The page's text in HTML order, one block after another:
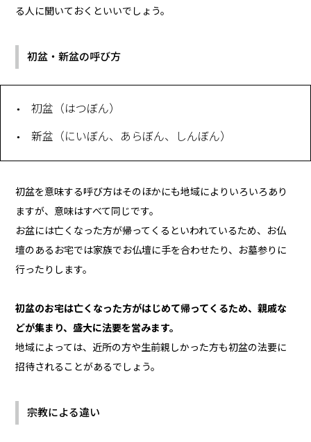
る人に聞いておくといいでしょう。
初盆・新盆の呼び方
初盆（はつぼん）
新盆（にいぼん、あらぼん、しんぼん）
初盆を意味する呼び方はそのほかにも地域によりいろいろあり
ますが、意味はすべて同じです。
お盆には亡くなった方が帰ってくるといわれているため、お仏
壇のあるお宅では家族でお仏壇に手を合わせたり、お墓参りに
行ったりします。
初盆のお宅は亡くなった方がはじめて帰ってくるため、親戚な
どが集まり、盛大に法要を営みます。
地域によっては、近所の方や生前親しかった方も初盆の法要に
招待されることがあるでしょう。
宗教による違い